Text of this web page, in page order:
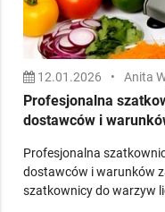
12.01.2026
dostawców i
Profesjonalna